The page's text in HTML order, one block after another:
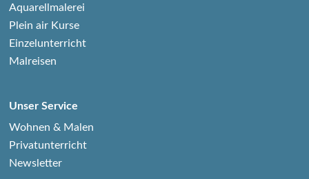
Aquarellmalerei
Plein air Kurse
Einzelunterricht
Malreisen
Unser Service
Wohnen & Malen
Privatunterricht
Newsletter